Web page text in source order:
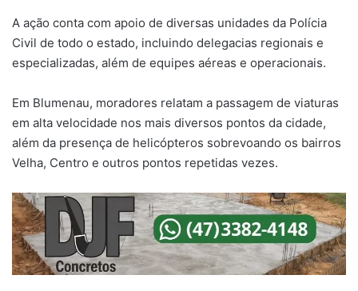
A ação conta com apoio de diversas unidades da Polícia
Civil de todo o estado, incluindo delegacias regionais e
especializadas, além de equipes aéreas e operacionais.
Em Blumenau, moradores relatam a passagem de viaturas
em alta velocidade nos mais diversos pontos da cidade,
além da presença de helicópteros sobrevoando os bairros
Velha, Centro e outros pontos repetidas vezes.